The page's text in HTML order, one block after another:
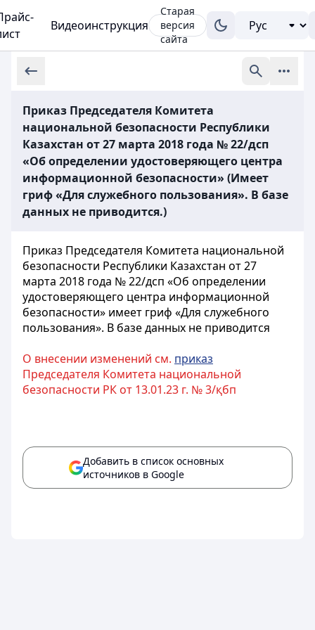
Видеоинструкция
Старая
версия
сайта
Приказ Председателя Комитета
национальной безопасности Республики
Казахстан от 27 марта 2018 года № 22/дсп
«Об определении удостоверяющего центра
информационной безопасности» (Имеет
гриф «Для служебного пользования». В базе
данных не приводится.)
Приказ Председателя Комитета национальной
безопасности Республики Казахстан от 27
марта 2018 года № 22/дсп «Об определении
удостоверяющего центра информационной
безопасности» имеет гриф «Для служебного
пользования». В базе данных не приводится
О внесении изменений см. приказ
Председателя Комитета национальной
безопасности РК от 13.01.23 г. № 3/қбп
Добавить в список основных
источников в Google